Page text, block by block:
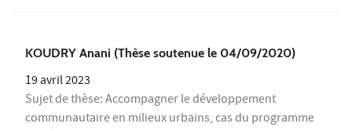
KOUDRY Anani (Thèse soutenue le 04/09/2020)
19 avril 2023
Sujet de thèse: Accompagner le développement
communautaire en milieux urbains, cas du programme